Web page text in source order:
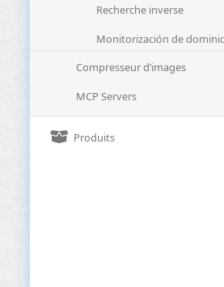
Recherche inverse
Monitorización de
Compresseur d’images
MCP Servers
Produits